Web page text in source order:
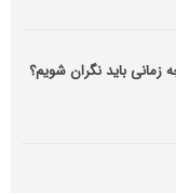
باید نگران شویم؟